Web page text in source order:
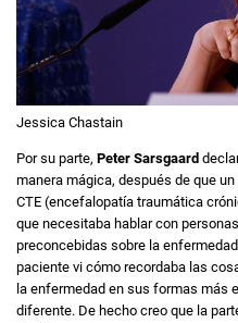
Jessica Chastain
Por su parte, Peter Sarsgaard
manera mágica, después de que
CTE (encefalopatía traumática
que necesitaba hablar con
preconcebidas sobre la
paciente vi cómo recordaba las
la enfermedad en sus formas más
diferente. De hecho creo que la